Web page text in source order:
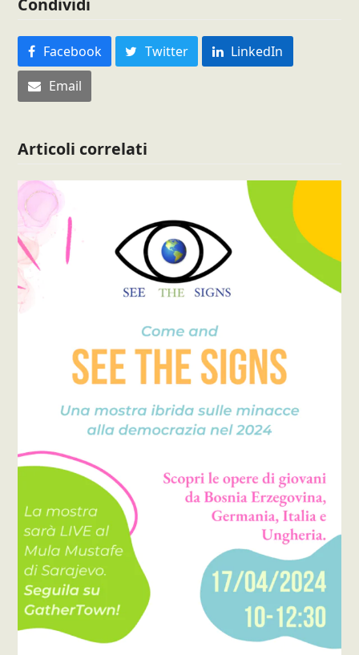
Facebook Twitter
LinkedIn
Email
Articoli correlati